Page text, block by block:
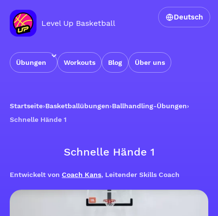
Level Up Basketball
Übungen Workouts Blog Über uns
Deutsch
Startseite›Basketballübungen›Ballhandling-Übungen›
Schnelle Hände 1
Schnelle Hände 1
Entwickelt von Coach Kans, Leitender Skills Coach